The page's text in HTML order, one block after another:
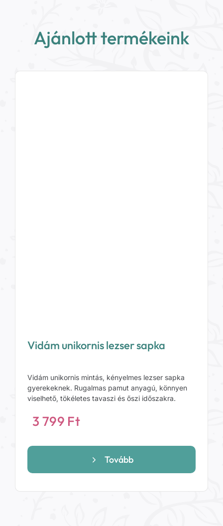
Ajánlott termékeink
Vidám unikornis lezser sapka
Vidám unikornis mintás, kényelmes lezser sapka
gyerekeknek. Rugalmas pamut anyagú, könnyen
viselhető, tökéletes tavaszi és őszi időszakra.
3 799 Ft
Tovább